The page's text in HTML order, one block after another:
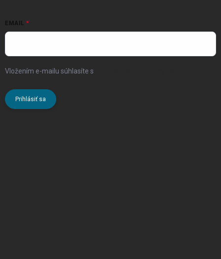
EMAIL
Vložením e-mailu súhlasíte s
Prihlásiť sa